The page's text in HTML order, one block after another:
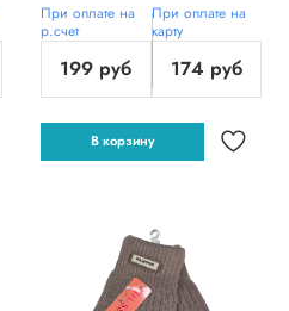
При оплате на
р.счет
199 руб
При оплате на
карту
174 руб
В корзину